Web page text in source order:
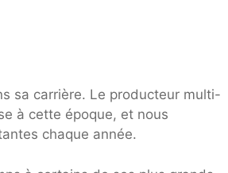
sa carrière. Le producteur multi-
à cette époque, et nous
chaque année.